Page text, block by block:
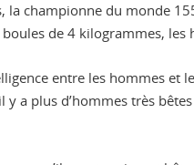
championne du monde
de 4 kilogrammes,
entre les hommes et
a plus d’hommes très